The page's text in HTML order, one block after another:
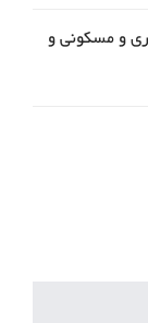
و مسکونی و